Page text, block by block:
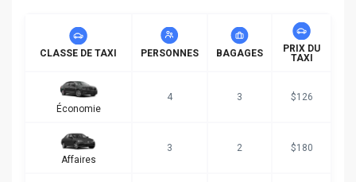
CLASSE DE TAXI PERSONNES BAGAGES
PRIX DU
TAXI
Économie
4 3 $126
Affaires
3 2 $180